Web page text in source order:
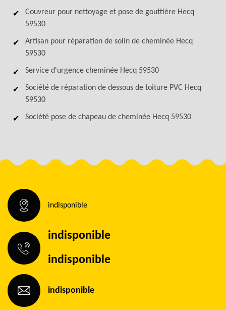
Couvreur pour nettoyage et pose de gouttière Hecq
59530
Artisan pour réparation de solin de cheminée Hecq
59530
Service d'urgence cheminée Hecq 59530
Société de réparation de dessous de toiture PVC Hecq
59530
Société pose de chapeau de cheminée Hecq 59530
indisponible
indisponible
indisponible
indisponible